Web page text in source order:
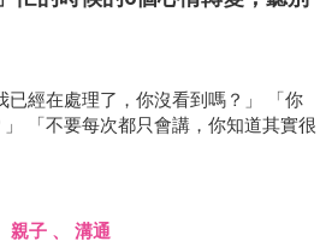
已經在處理了，你沒看到嗎？」 「你
「不要每次都只會講，你知道其實很
親子 、 溝通